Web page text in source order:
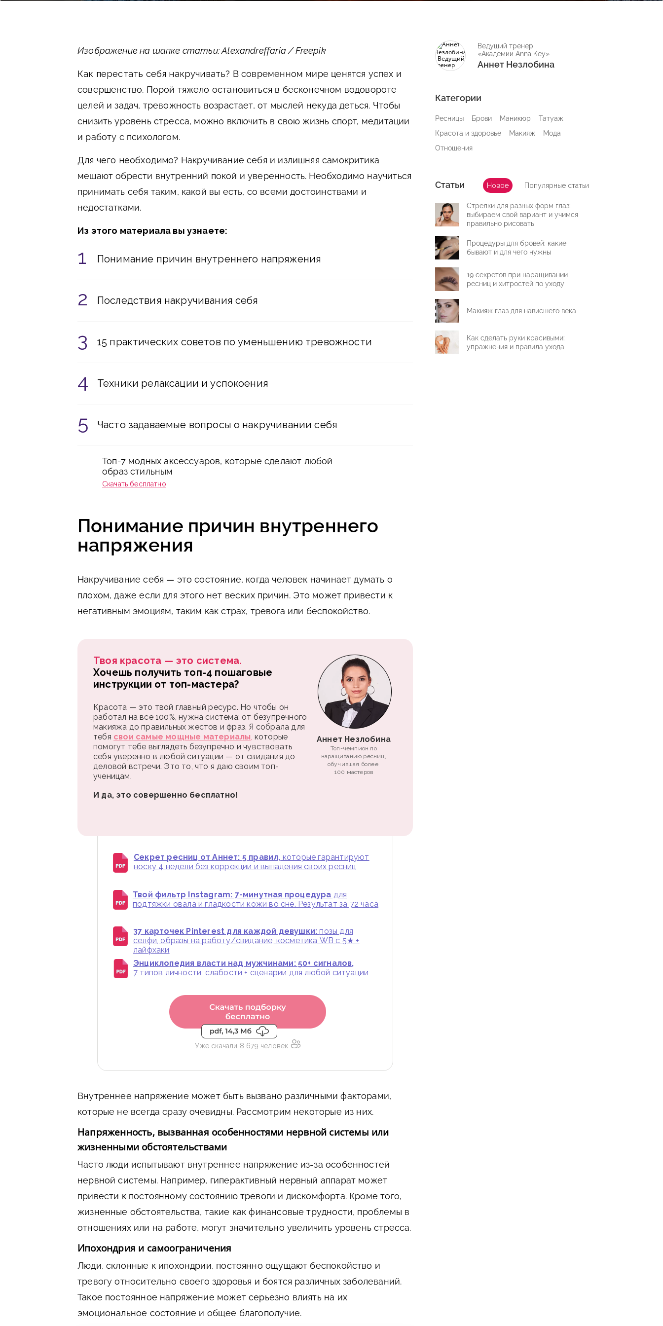
Изображение на шапке статьи: Alexandreffaria / Freepik
Как перестать себя накручивать? В современном мире ценятся успех и
совершенство. Порой тяжело остановиться в бесконечном водовороте
целей и задач, тревожность возрастает, от мыслей некуда деться. Чтобы
снизить уровень стресса, можно включить в свою жизнь спорт, медитации
и работу с психологом.
Для чего необходимо? Накручивание себя и излишняя самокритика
мешают обрести внутренний покой и уверенность. Необходимо научиться
принимать себя таким, какой вы есть, со всеми достоинствами и
недостатками.
Из этого материала вы узнаете:
Понимание причин внутреннего напряжения
Последствия накручивания себя
15 практических советов по уменьшению тревожности
Техники релаксации и успокоения
Часто задаваемые вопросы о накручивании себя
Топ-7 модных аксессуаров, которые сделают любой
образ стильным
Скачать бесплатно
Понимание причин внутреннего
напряжения
Накручивание себя — это состояние, когда человек начинает думать о
плохом, даже если для этого нет веских причин. Это может привести к
негативным эмоциям, таким как страх, тревога или беспокойство.
Твоя красота — это система.
Хочешь получить топ-4 пошаговые
инструкции от топ-мастера?
Красота — это твой главный ресурс. Но чтобы он
работал на все 100%, нужна система: от безупречного
макияжа до правильных жестов и фраз. Я собрала для
тебя свои самые мощные материалы, которые
помогут тебе выглядеть безупречно и чувствовать
себя уверенно в любой ситуации — от свидания до
деловой встречи. Это то, что я даю своим топ-
ученицам.
И да, это совершенно бесплатно!
Аннет Незлобина
Топ-чемпион по
наращиванию ресниц,
обучившая более
100 мастеров
Секрет ресниц от Аннет: 5 правил, которые гарантируют
носку 4 недели без коррекции и выпадения своих ресниц
Твой фильтр Instagram: 7-минутная процедура для
подтяжки овала и гладкости кожи во сне. Результат за 72 часа
37 карточек Pinterest для каждой девушки: позы для
селфи, образы на работу/свидание, косметика WB с 5★ +
лайфхаки
Уже скачали 8 679 человек
Энциклопедия власти над мужчинами: 50+ сигналов,
7 типов личности, слабости + сценарии для любой ситуации
Внутреннее напряжение может быть вызвано различными факторами,
которые не всегда сразу очевидны. Рассмотрим некоторые из них.
Напряженность, вызванная особенностями нервной системы или
жизненными обстоятельствами
Часто люди испытывают внутреннее напряжение из-за особенностей
нервной системы. Например, гиперактивный нервный аппарат может
привести к постоянному состоянию тревоги и дискомфорта. Кроме того,
жизненные обстоятельства, такие как финансовые трудности, проблемы в
отношениях или на работе, могут значительно увеличить уровень стресса.
Ипохондрия и самоограничения
Люди, склонные к ипохондрии, постоянно ощущают беспокойство и
тревогу относительно своего здоровья и боятся различных заболеваний.
Такое постоянное напряжение может серьезно влиять на их
эмоциональное состояние и общее благополучие.
Ведущий тренер
«Академии Anna Key»
Аннет Незлобина
Категории
Ресницы Брови Маникюр
Татуаж
Красота и здоровье
Макияж
Мода
Отношения
Статьи Новое Популярные статьи
Стрелки для разных форм глаз:
выбираем свой вариант и учимся
правильно рисовать
Процедуры для бровей: какие
бывают и для чего нужны
19 секретов при наращивании
ресниц и хитростей по уходу
Макияж глаз для нависшего века
Как сделать руки красивыми:
упражнения и правила ухода